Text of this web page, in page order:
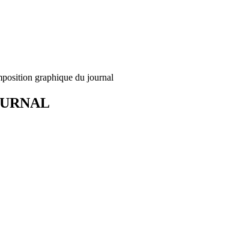
graphique du journal